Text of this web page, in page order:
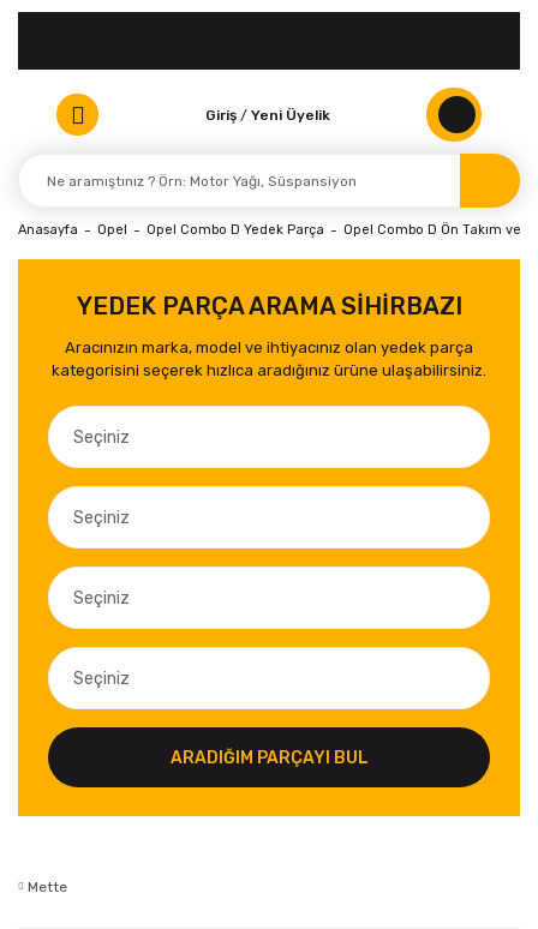
Giriş / Yeni Üyelik
Anasayfa Opel Opel Combo D Yedek Parça Opel Combo D Ön Takım ve
YEDEK PARÇA ARAMA SİHİRBAZI
Aracınızın marka, model ve ihtiyacınız olan yedek parça
kategorisini seçerek hızlıca aradığınız ürüne ulaşabilirsiniz.
ARADIĞIM PARÇAYI BUL
Mette